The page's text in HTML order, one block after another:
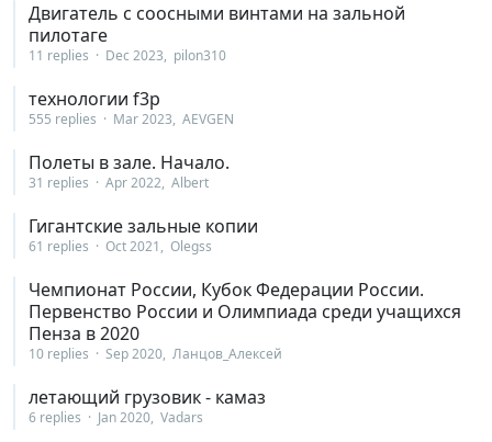
Двигатель с соосными винтами на зальной
пилотаге
11 replies Dec 2023 pilon310
технологии f3p
555 replies Mar 2023 AEVGEN
Полеты в зале. Начало.
31 replies Apr 2022 Albert
Гигантские зальные копии
61 replies Oct 2021 Olegss
Чемпионат России, Кубок Федерации России.
Первенство России и Олимпиада среди учащихся
Пенза в 2020
10 replies Sep 2020 Ланцов_Алексей
летающий грузовик - камаз
6 replies Jan 2020 Vadars